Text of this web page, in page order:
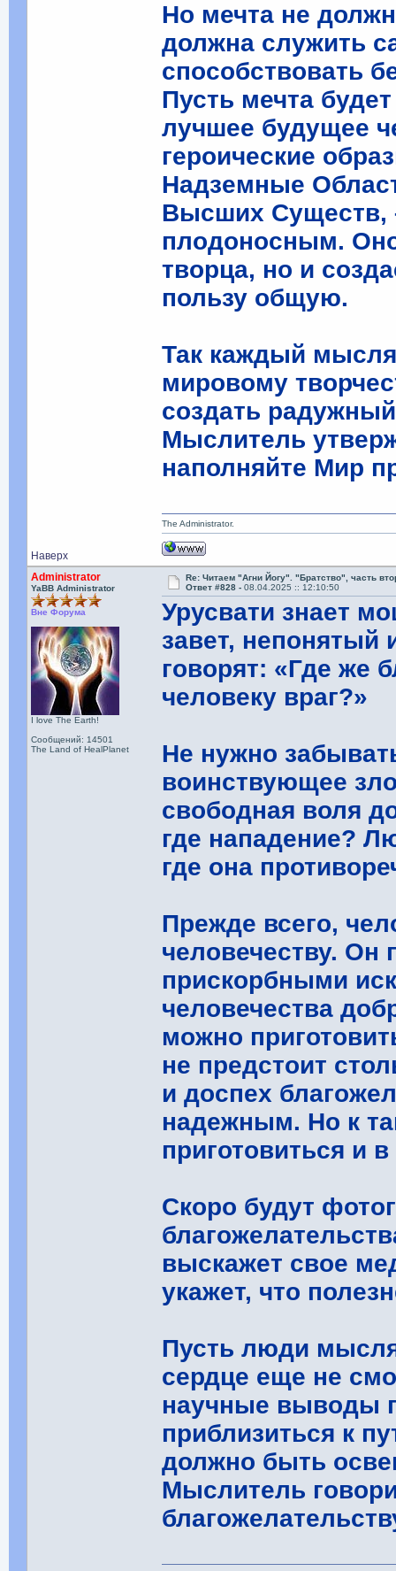
Но мечта не
должна служить
способствовать
Пусть мечта
лучшее будущее
героические
Надземные
Высших Существ,
плодоносным.
творца, но и
пользу общую.
Так каждый
мировому
создать
Мыслитель
наполняйте Мир
Наверх
The Administrator.
Administrator
YaBB Administrator
Вне Форума
I love The Earth!
Сообщений: 14501
The Land of HealPlanet
Re: Читаем "Агни Йогу". "Братство", часть
Ответ #828 -08.04.2025 :: 12:10:50
Урусвати знает
завет,
говорят: «Где же
человеку враг?»
Не нужно
воинствующее
свободная воля
где нападение?
где она
Прежде всего,
человечеству. Он
прискорбными
человечества
можно
не предстоит
и доспех
надежным. Но к
приготовиться и
Скоро будут
выскажет свое
укажет, что
Пусть люди
сердце еще не
научные выводы
приблизиться к
должно быть
Мыслитель